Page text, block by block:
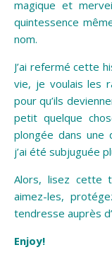
magique et
quintessence
nom.
J’ai refermé cette
vie, je voulais les
pour qu’ils
petit quelque
plongée dans une
j’ai été subjuguée
Alors, lisez cette
aimez-les,
tendresse auprès
Enjoy!